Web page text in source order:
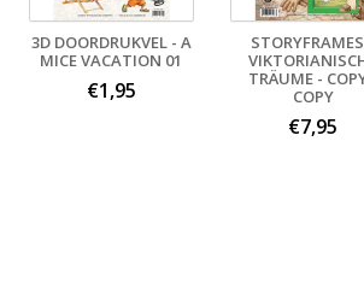
3D DOORDRUKVEL - A
MICE VACATION 01
€1,95
TRÄUME -
COPY
€7,95